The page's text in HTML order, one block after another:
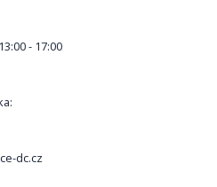
- 17:00
dc.cz